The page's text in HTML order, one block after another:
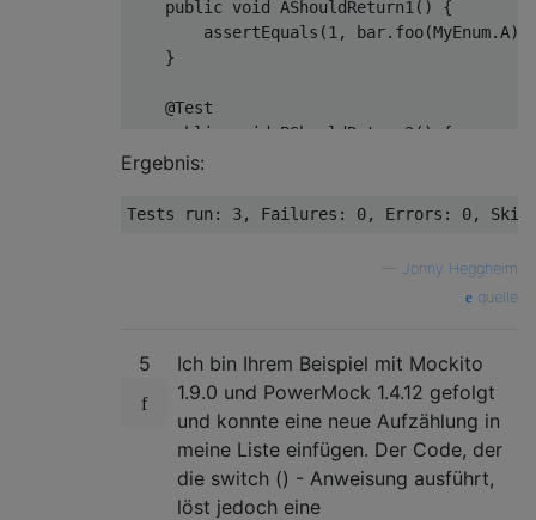
public
void AShouldReturn1 ()
{
        assertEquals(
1 ,
    }
@Test
public
void BShouldReturn2 ()
{
        assertEquals(
Ergebnis:
Tests run: 3, Failures: 0, Errors: 0,
Jonny Heggheim
quelle
5
Ich bin Ihrem Beispiel mit Mockito
1.9.0 und PowerMock 1.4.12 gefolgt
und konnte eine neue Aufzählung in
meine Liste einfügen. Der Code, der
die switch () - Anweisung ausführt,
löst jedoch eine